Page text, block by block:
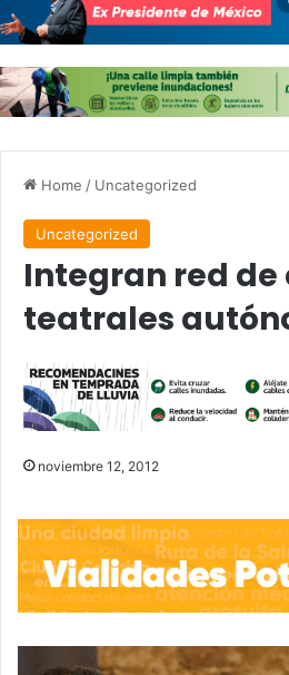
Home / Uncategorized
Uncategorized
Integran red de
teatrales
noviembre 12, 2012